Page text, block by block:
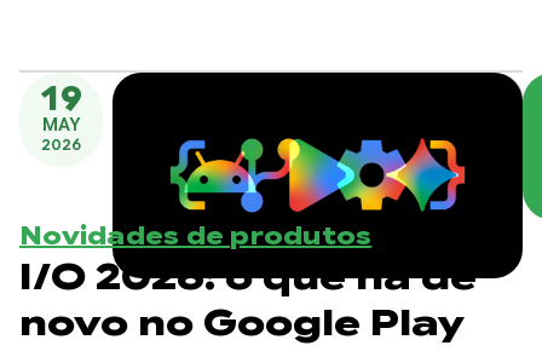
19
MAY
2026
Novidades de produtos
I/O 2026: o que há de
novo no Google Play